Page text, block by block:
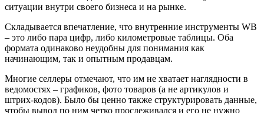
ситуации внутри своего бизнеса и на рынке.
Складывается впечатление, что внутренние инструменты WB
– это либо пара цифр, либо километровые таблицы. Оба
формата одинаково неудобны для понимания как
начинающим, так и опытным продавцам.
Многие селлеры отмечают, что им не хватает наглядности в
ведомостях – графиков, фото товаров (а не артикулов и
штрих-кодов). Было бы ценно также структурировать данные,
чтобы вывод по ним четко прослеживался и его не нужно